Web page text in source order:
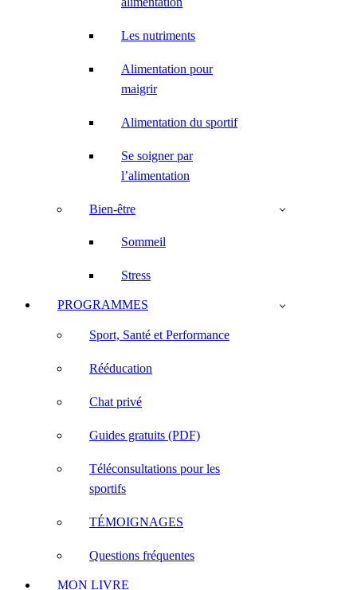
Les nutriments
Alimentation pour
maigrir
Alimentation du sportif
Se soigner par
l’alimentation
Bien-être
Sommeil
Stress
PROGRAMMES
Sport, Santé et Performance
Rééducation
Chat privé
Guides gratuits (PDF)
Téléconsultations pour les
sportifs
TÉMOIGNAGES
Questions fréquentes
MON LIVRE